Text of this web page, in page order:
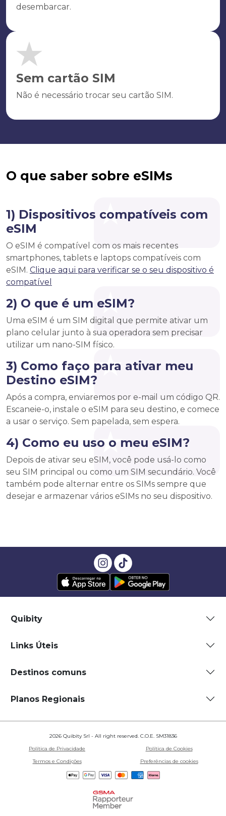
desembarcar.
Sem cartão SIM
Não é necessário trocar seu cartão SIM.
O que saber sobre eSIMs
1) Dispositivos compatíveis com
eSIM
O eSIM é compatível com os mais recentes
smartphones, tablets e laptops compatíveis com
eSIM. Clique aqui para verificar se o seu dispositivo é
compatível
2) O que é um eSIM?
Uma eSIM é um SIM digital que permite ativar um
plano celular junto à sua operadora sem precisar
utilizar um nano-SIM físico.
3) Como faço para ativar meu
Destino eSIM?
Após a compra, enviaremos por e-mail um código QR.
Escaneie-o, instale o eSIM para seu destino, e comece
a usar o serviço. Sem papelada, sem espera.
4) Como eu uso o meu eSIM?
Depois de ativar seu eSIM, você pode usá-lo como
seu SIM principal ou como um SIM secundário. Você
também pode alternar entre os SIMs sempre que
desejar e armazenar vários eSIMs no seu dispositivo.
Quibity
Links Úteis
Destinos comuns
Planos Regionais
2026 Quibity Srl - All right reserved. C.O.E. SM31836
Política de Privacidade
Política de Cookies
Termos e Condições
Preferências de cookies